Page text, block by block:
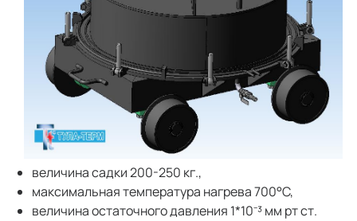
величина садки 200-250 кг.,
максимальная температура нагрева 700°C,
величина остаточного давления 1*10⁻³ мм рт ст.